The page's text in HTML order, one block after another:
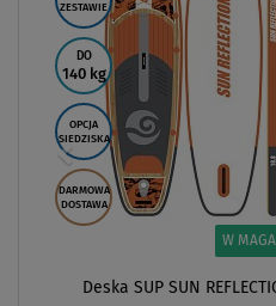
ZESTAWIE
DO
140 kg
OPCJA
SIEDZISKA
DARMOWA
DOSTAWA
W
Deska SUP SUN